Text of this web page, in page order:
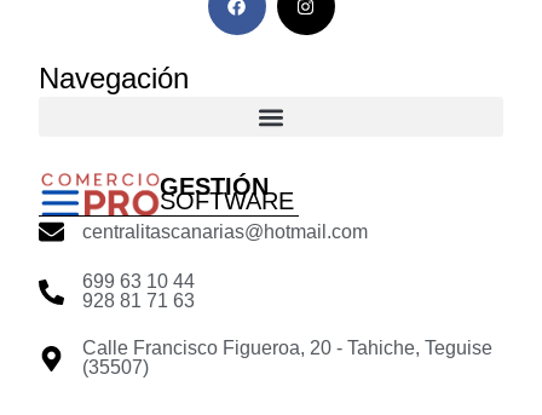
Navegación
GESTIÓN
SOFTWARE
centralitascanarias@hotmail.com
699 63 10 44
928 81 71 63
Calle Francisco Figueroa, 20 - Tahiche, Teguise
(35507)